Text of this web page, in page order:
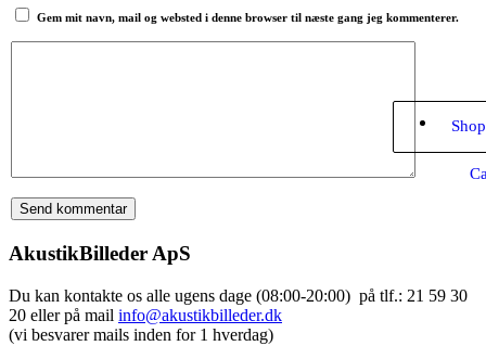
Gem mit navn, mail og websted i denne browser til næste gang jeg kommenterer.
AkustikBilleder ApS
Du kan kontakte os alle ugens dage (08:00-20:00) på tlf.: 21 59 30
20 eller på mail info@akustikbilleder.dk
(vi besvarer mails inden for 1 hverdag)